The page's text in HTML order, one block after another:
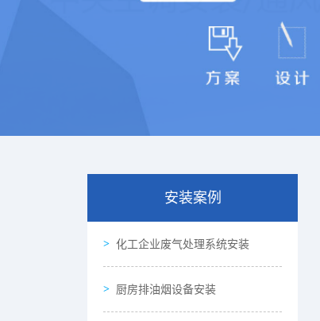
安装案例
化工企业废气处理系统安装
厨房排油烟设备安装